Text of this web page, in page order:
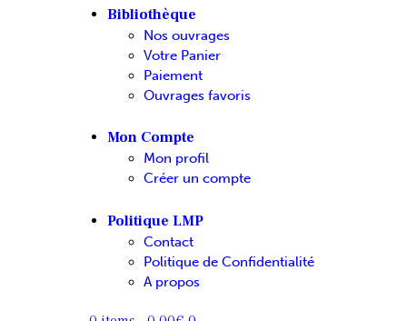
Bibliothèque
Nos ouvrages
Votre Panier
Paiement
Ouvrages favoris
Mon Compte
Mon profil
Créer un compte
Politique LMP
Contact
Politique de Confidentialité
A propos